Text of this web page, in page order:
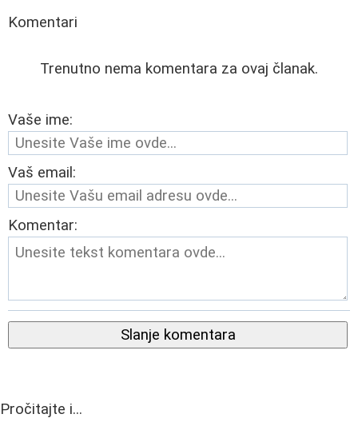
Komentari
Trenutno nema komentara za ovaj članak.
Vaše ime:
Vaš email:
Komentar:
Slanje komentara
Pročitajte i...